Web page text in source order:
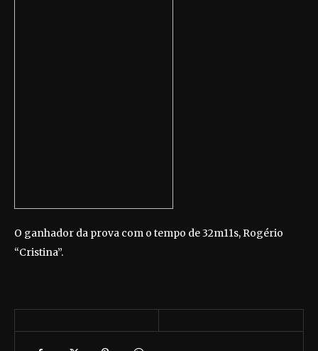
O ganhador da prova com o tempo de 32m11s, Rogério
“Cristina”.